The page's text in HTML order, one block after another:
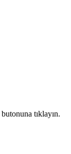
butonuna tıklayın.